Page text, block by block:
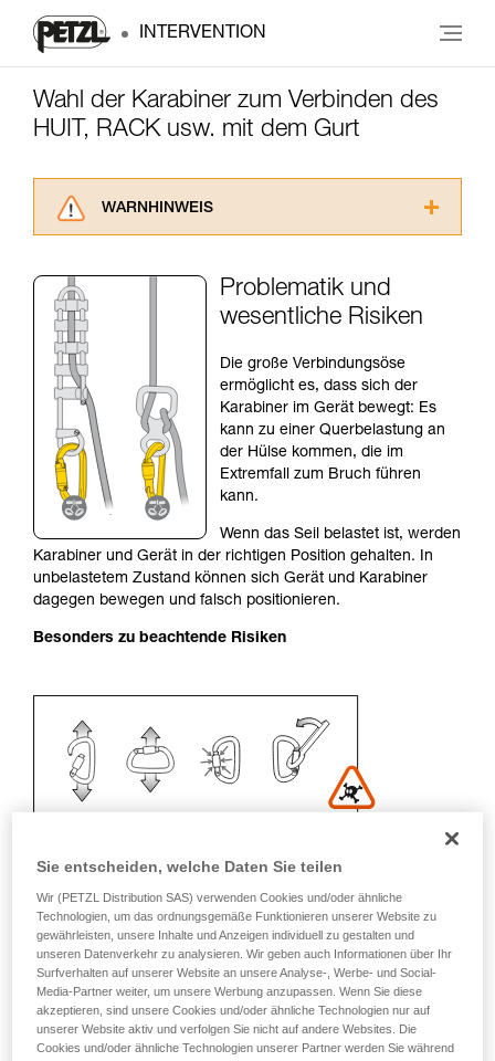
INTERVENTION
Wahl der Karabiner zum Verbinden des
HUIT, RACK usw. mit dem Gurt
WARNHINWEIS
aufmerksam durch, bevor Sie diesen zu Rate
ziehen. Um diese Zusatzinformationen
der Gebrauchsanweisung enthaltenen
Informationen richtig verstanden haben.
Die Beherrschung dieser Techniken setzt eine
entsprechende Ausbildung und ein spezielles
Training voraus. Prüfen Sie zusammen mit
einem Profi, ob Sie in der Lage sind, den
Vorgang alleine sicher zu wiederholen, bevor
Sie ihn eigenständig durchführen.
Wir geben Beispiele für die mit Ihrer Aktivität
verbundenen Techniken. Möglicherweise gibt es
noch andere Techniken, die hier nicht
beschrieben werden.
Problematik und
wesentliche Risiken
Die große Verbindungsöse
ermöglicht es, dass sich der
Karabiner im Gerät bewegt: Es
kann zu einer Querbelastung an
der Hülse kommen, die im
Extremfall zum Bruch führen
kann.
Wenn das Seil belastet ist, werden
Karabiner und Gerät in der richtigen Position gehalten. In
unbelastetem Zustand können sich Gerät und Karabiner
dagegen bewegen und falsch positionieren.
Besonders zu beachtende Risiken
Empfehlung für Karabiner und
Zubehör
- Verwenden Sie einen D-förmigen Karabiner.
- Wählen Sie die von Ihnen bevorzugte Verriegelung.
Sie entscheiden, welche Daten Sie teilen
Wir (PETZL Distribution SAS) verwenden Cookies und/oder ähnliche
Technologien, um das ordnungsgemäße Funktionieren unserer Website zu
gewährleisten, unsere Inhalte und Anzeigen individuell zu gestalten und
unseren Datenverkehr zu analysieren. Wir geben auch Informationen über Ihr
Surfverhalten auf unserer Website an unsere Analyse-, Werbe- und Social-
Media-Partner weiter, um unsere Werbung anzupassen. Wenn Sie diese
akzeptieren, sind unsere Cookies und/oder ähnliche Technologien nur auf
unserer Website aktiv und verfolgen Sie nicht auf andere Websites. Die
Cookies und/oder ähnliche Technologien unserer Partner werden Sie während